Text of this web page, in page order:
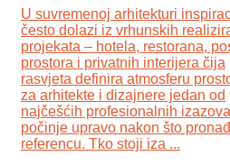
U suvremenoj arhitekturi
često dolazi iz vrhunskih
projekata – hotela, restorana,
prostora i privatnih interijera čija
rasvjeta definira atmosferu
za arhitekte i dizajnere jedan od
najčešćih profesionalnih izazova
počinje upravo nakon što
referencu. Tko stoji iza ...